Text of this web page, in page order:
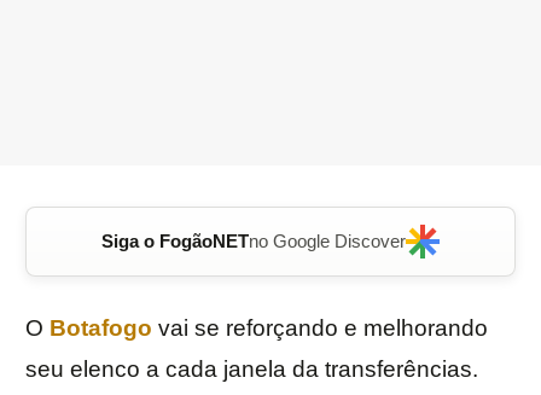
Siga o FogãoNETno Google Discover
O Botafogo vai se reforçando e melhorando
seu elenco a cada janela da transferências.